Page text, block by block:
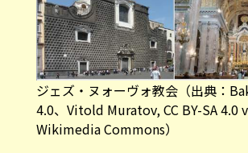
ジェズ・ヌォーヴォ教会（出典：
4.0、 Vitold Muratov, CC BY-SA 4.0
Wikimedia Commons）